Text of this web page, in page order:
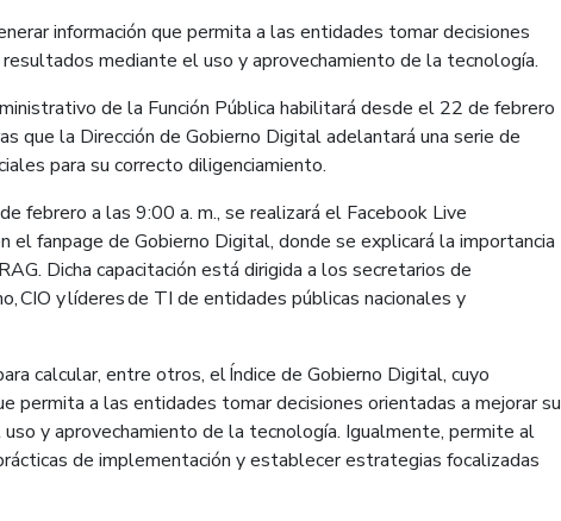
información que permita a las entidades tomar decisiones
mediante el uso y aprovechamiento de la tecnología.
de la Función Pública habilitará desde el 22 de febrero
que la Dirección de Gobierno Digital adelantará una serie de
para su correcto diligenciamiento.
febrero a las 9:00 a. m., se realizará el Facebook Live
el fanpage de Gobierno Digital, donde se explicará la importancia
Dicha capacitación está dirigida a los secretarios de
CIO y líderes de TI de entidades públicas nacionales y
calcular, entre otros, el Índice de Gobierno Digital, cuyo
permita a las entidades tomar decisiones orientadas a mejorar su
y aprovechamiento de la tecnología. Igualmente, permite al
de implementación y establecer estrategias focalizadas